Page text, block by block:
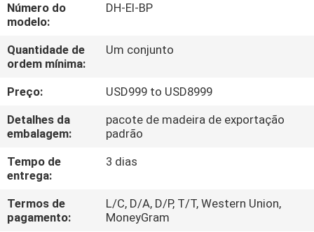
CONTROLE
DA
QUALIDADE
CONTACTE-
NOS
PEÇA
UMAS
Número do
modelo:
DH-EI-BP
Quantidade de
ordem mínima:
Um conjunto
Preço:
USD999 to USD8999
Detalhes da
embalagem:
pacote de madeira de exportação
padrão
Tempo de
entrega:
3 dias
Termos de
pagamento:
L/C, D/A, D/P, T/T, Western Union,
MoneyGram